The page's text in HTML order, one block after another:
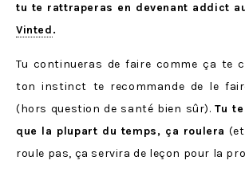
tu te rattraperas en devenant addict
Vinted.
Tu continueras de faire comme ça te
ton instinct te recommande de le
(hors question de santé bien sûr).Tu
que la plupart du temps, ça roulera
roule pas, ça servira de leçon pour la